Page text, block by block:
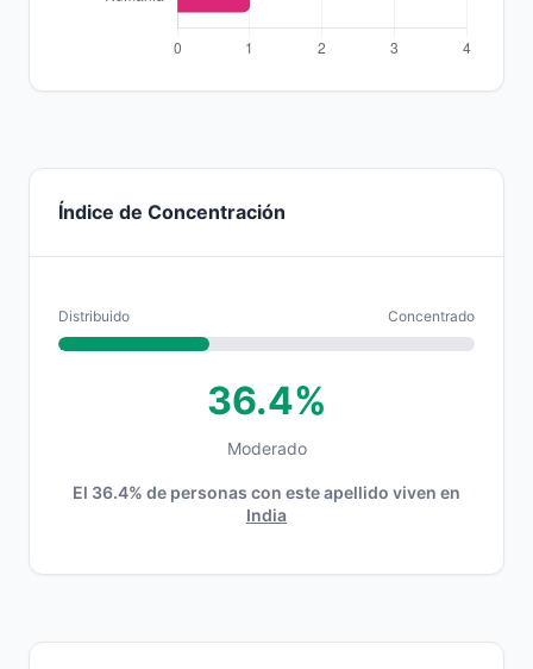
Índice de Concentración
Distribuido Concentrado
36.4%
Moderado
El 36.4% de personas con este apellido viven en
India